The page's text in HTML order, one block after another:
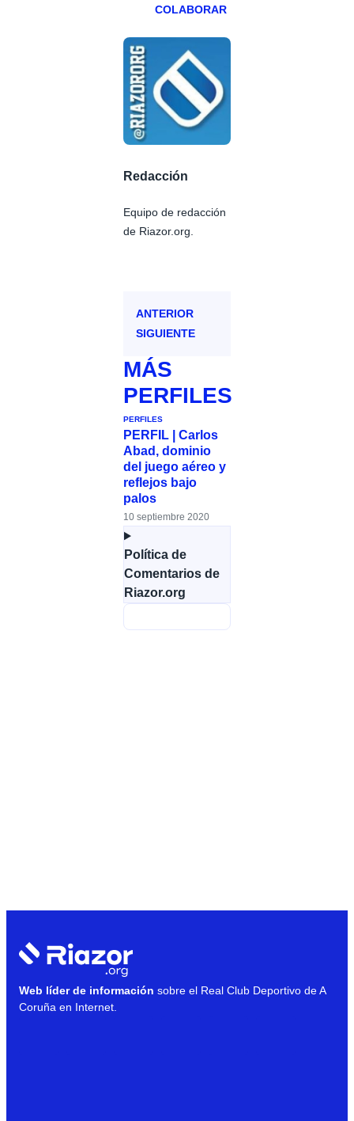
COLABORAR
Redacción
Equipo de redacción
de Riazor.org.
ANTERIOR
SIGUIENTE
MÁS
PERFILES
PERFILES
PERFIL | Carlos
Abad, dominio
del juego aéreo y
reflejos bajo
palos
10 septiembre 2020
Política de
Comentarios de
Riazor.org
Web líder de información sobre el Real Club Deportivo de A
Coruña en Internet.